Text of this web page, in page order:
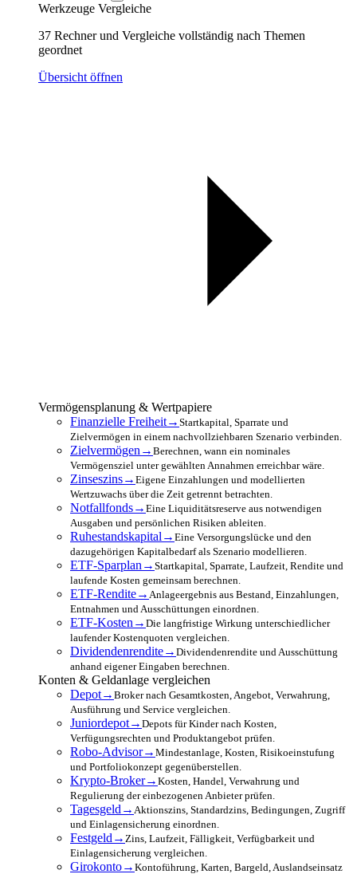
Werkzeuge Vergleiche
37 Rechner und Vergleiche vollständig nach Themen
geordnet
Übersicht öffnen
Vermögensplanung & Wertpapiere
Finanzielle Freiheit→ Startkapital, Sparrate und
Zielvermögen in einem nachvollziehbaren Szenario verbinden.
Zielvermögen → Berechnen, wann ein nominales
Vermögensziel unter gewählten Annahmen erreichbar wäre.
Zinseszins→ Eigene Einzahlungen und modellierten
Wertzuwachs über die Zeit getrennt betrachten.
Notfallfonds→ Eine Liquiditätsreserve aus notwendigen
Ausgaben und persönlichen Risiken ableiten.
Ruhestandskapital → Eine Versorgungslücke und den
dazugehörigen Kapitalbedarf als Szenario modellieren.
ETF-Sparplan → Startkapital, Sparrate, Laufzeit, Rendite und
laufende Kosten gemeinsam berechnen.
ETF-Rendite→ Anlageergebnis aus Bestand, Einzahlungen,
Entnahmen und Ausschüttungen einordnen.
ETF-Kosten → Die langfristige Wirkung unterschiedlicher
laufender Kostenquoten vergleichen.
Dividendenrendite→ Dividendenrendite und Ausschüttung
anhand eigener Eingaben berechnen.
Konten & Geldanlage vergleichen
Depot→ Broker nach Gesamtkosten, Angebot, Verwahrung,
Ausführung und Service vergleichen.
Juniordepot→ Depots für Kinder nach Kosten,
Verfügungsrechten und Produktangebot prüfen.
Robo-Advisor→ Mindestanlage, Kosten, Risikoeinstufung
und Portfoliokonzept gegenüberstellen.
Krypto-Broker→ Kosten, Handel, Verwahrung und
Regulierung der einbezogenen Anbieter prüfen.
Tagesgeld → Aktionszins, Standardzins, Bedingungen, Zugriff
und Einlagensicherung einordnen.
Festgeld → Zins, Laufzeit, Fälligkeit, Verfügbarkeit und
Einlagensicherung vergleichen.
Girokonto→ Kontoführung, Karten, Bargeld, Auslandseinsatz